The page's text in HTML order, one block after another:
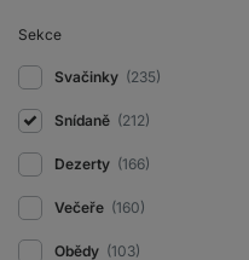
Sekce
Svačinky (235)
Snídaně (212)
Dezerty (166)
Večeře (160)
Obědy (103)